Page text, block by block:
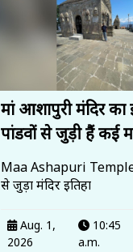
मां आशापुरी मंदिर का
पांडवों से जुड़ी हैं कई
Maa Ashapuri
से जुड़ा मंदिर इतिहा
Aug. 1,
2026
10:45
a.m.